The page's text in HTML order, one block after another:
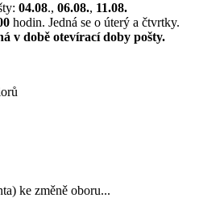
04.08., 06.08., 11.08.
hodin. Jedná se o úterý a čtvrtky.
v době otevírací doby pošty.
ke změně oboru...